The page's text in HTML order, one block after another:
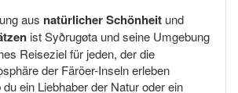
aus natürlicher Schönheit und
ist Syðrugøta und seine Umgebung
Reiseziel für jeden, der die
der Färöer-Inseln erleben
ein Liebhaber der Natur oder ein